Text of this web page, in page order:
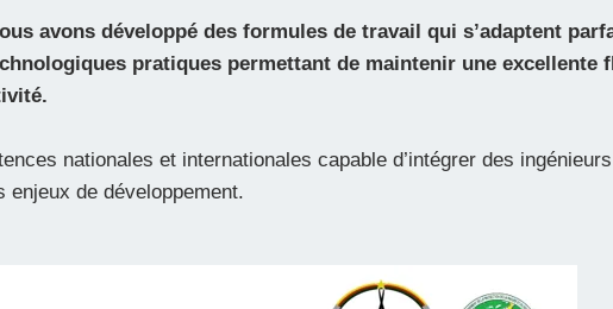
avons développé des formules de travail qui s’adaptent
pratiques permettant de maintenir une excellente
nationales et internationales capable d’intégrer des
de développement.